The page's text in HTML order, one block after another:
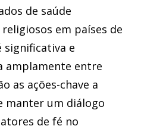
de saúde
em países de
significativa e
amplamente entre
as ações-chave a
manter um diálogo
de fé no